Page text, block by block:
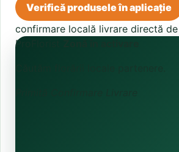
Verifică produsele în aplicație
confirmare locală livrare directă
ProFlorist